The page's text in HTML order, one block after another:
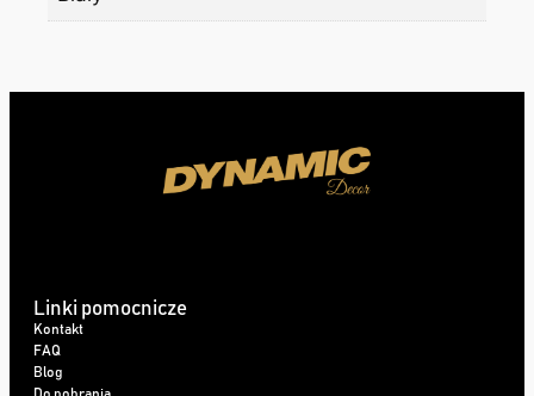
Linki pomocnicze
Kontakt
FAQ
Blog